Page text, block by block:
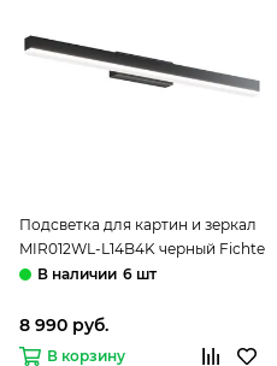
Подсветка для картин и зеркал
MIR012WL-L14B4K черный Fichte
Maytoni
6 шт
8 990 руб.
В корзину